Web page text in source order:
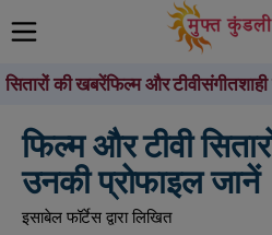
सितारों की खबरेंफिल्म और टीवीसंगीतशाही
फिल्म और टीवी
उनकी प्रोफाइल जानें
इसाबेल फॉर्टेस द्वारा लिखित